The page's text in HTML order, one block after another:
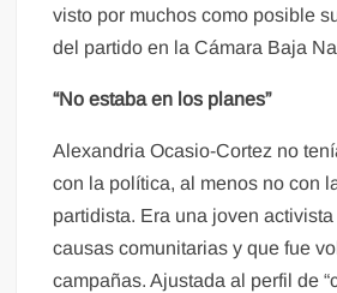
visto por muchos como posible
del partido en la Cámara Baja
“No estaba en los planes”
Alexandria Ocasio-Cortez no
con la política, al menos no con
partidista. Era una joven
causas comunitarias y que fue
campañas. Ajustada al perfil de